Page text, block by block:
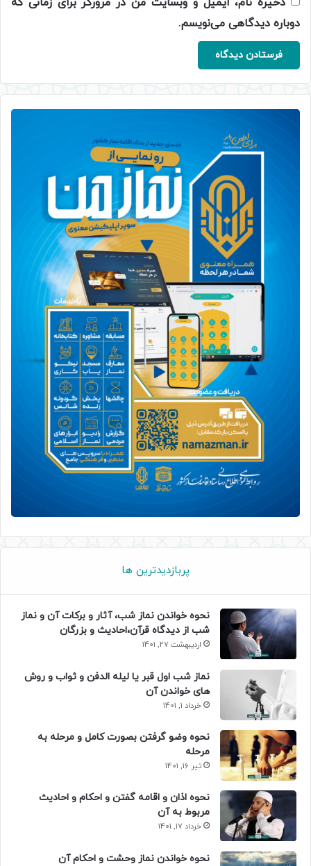
دوباره دیدگاهی می‌نویسم.
پربازدیدترین ها
نحوه خواندن نماز شب، آثار و برکات آن و نماز
شب از دیدگاه قرآن،احادیث و بزرگان
اردیبهشت 27, 1401
نماز شب اول قبر یا لیله الدفن و ثواب و روش
های خواندن آن
خرداد 1, 1401
نحوه وضو گرفتن بصورت کامل و مرحله به
مرحله
تیر 16, 1401
نحوه اذان و اقامه گفتن و احکام و احادیث
مربوط به آن
خرداد 17, 1401
نحوه خواندن نماز وحشت و احکام آن